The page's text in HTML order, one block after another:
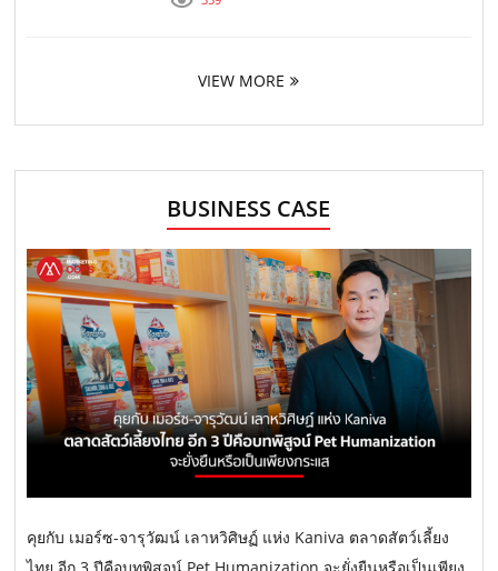
VIEW MORE
BUSINESS CASE
คุยกับ เมอร์ซ-จารุวัฒน์ เลาหวิศิษฏ์ แห่ง Kaniva ตลาดสัตว์เลี้ยง